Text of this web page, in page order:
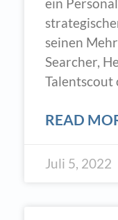
ein
seinen
Searcher,
Talentscout
READ
Juli 5, 2022